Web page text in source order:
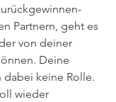
Partnern, geht es
von deiner
Deine
dabei keine Rolle.
wieder